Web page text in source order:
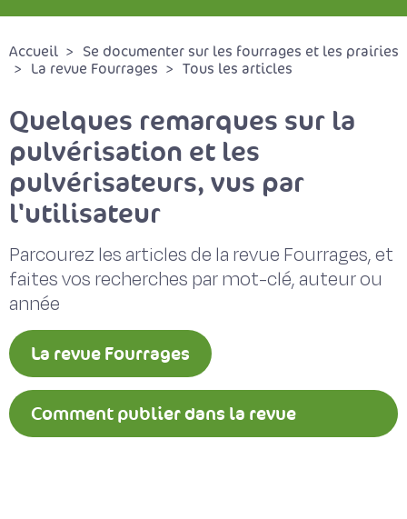
Accueil
Se documenter sur les fourrages et les prairies
La revue Fourrages
Tous les articles
Quelques remarques sur la
pulvérisation et les
pulvérisateurs, vus par
l'utilisateur
Parcourez les articles de la revue Fourrages, et
faites vos recherches par mot-clé, auteur ou
année
La revue Fourrages
Comment publier dans la revue